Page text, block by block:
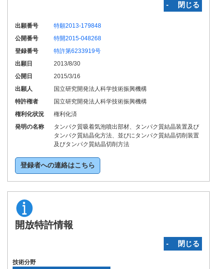
‐ 閉じる
出願番号
特願2013-179848
公開番号
特開2015-048268
登録番号
特許第6233919号
出願日
2013/8/30
公開日
2015/3/16
出願人
国立研究開発法人科学技術振興機構
特許権者
国立研究開発法人科学技術振興機構
権利化状況
権利化済
発明の名称
タンパク質吸着気泡噴出部材、タンパク質結晶装置及び
タンパク質結晶化方法、並びにタンパク質結晶切削装置
及びタンパク質結晶切削方法
登録者への連絡はこちら
開放特許情報
‐ 閉じる
技術分野